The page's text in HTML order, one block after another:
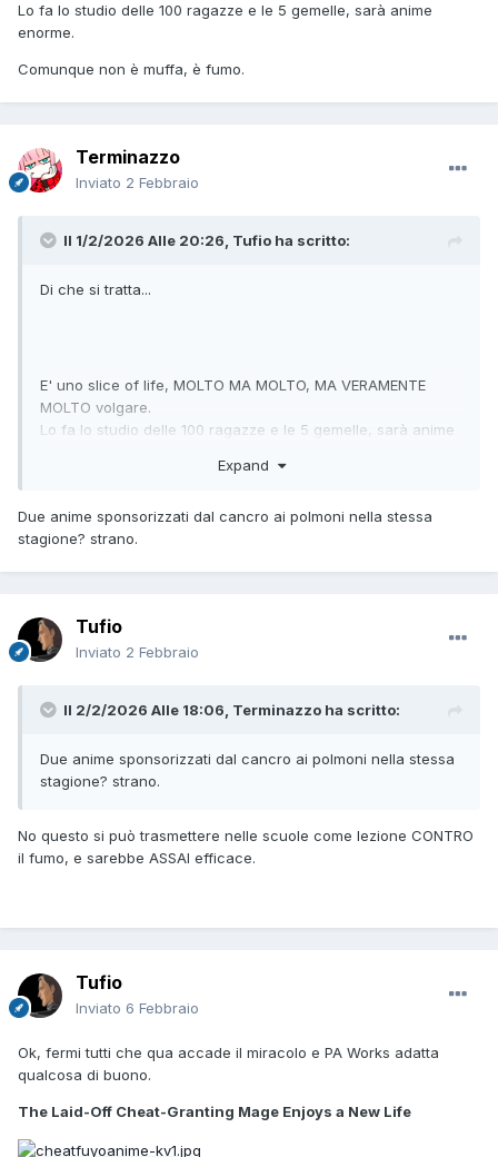
Lo fa lo studio delle 100 ragazze e le 5 gemelle, sarà anime
enorme.
Comunque non è muffa, è fumo.
Terminazzo
Inviato 2 Febbraio
Il 1/2/2026 Alle 20:26, Tufio ha scritto:
Di che si tratta...
E' uno slice of life, MOLTO MA MOLTO, MA VERAMENTE
MOLTO volgare.
Lo fa lo studio delle 100 ragazze e le 5 gemelle, sarà anime
Expand
Due anime sponsorizzati dal cancro ai polmoni nella stessa
stagione? strano.
Tufio
Inviato 2 Febbraio
Il 2/2/2026 Alle 18:06, Terminazzo ha scritto:
Due anime sponsorizzati dal cancro ai polmoni nella stessa
stagione? strano.
No questo si può trasmettere nelle scuole come lezione CONTRO
il fumo, e sarebbe ASSAI efficace.
Tufio
Inviato 6 Febbraio
Ok, fermi tutti che qua accade il miracolo e PA Works adatta
qualcosa di buono.
The Laid-Off Cheat-Granting Mage Enjoys a New Life